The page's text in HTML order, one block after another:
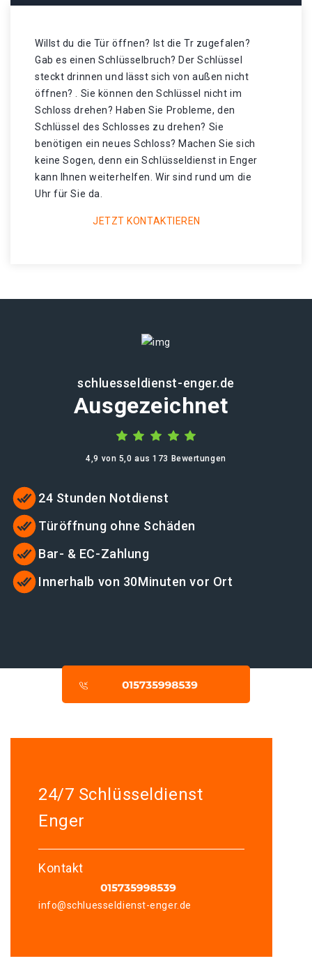
Willst du die Tür öffnen? Ist die Tr zugefalen?
Gab es einen Schlüsselbruch? Der Schlüssel
steckt drinnen und lässt sich von außen nicht
öffnen? . Sie können den Schlüssel nicht im
Schloss drehen? Haben Sie Probleme, den
Schlüssel des Schlosses zu drehen? Sie
benötigen ein neues Schloss? Machen Sie sich
keine Sogen, denn ein Schlüsseldienst in Enger
kann Ihnen weiterhelfen. Wir sind rund um die
Uhr für Sie da.
JETZT KONTAKTIEREN
schluesseldienst-enger.de
Ausgezeichnet
4,9 von 5,0 aus 173 Bewertungen
24 Stunden Notdienst
Türöffnung ohne Schäden
Bar- & EC-Zahlung
Innerhalb von 30Minuten vor Ort
24/7 Schlüsseldienst
Enger
Kontakt
info@schluesseldienst-enger.de